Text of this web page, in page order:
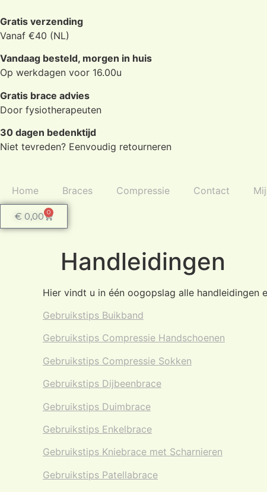
Gratis verzending
Vanaf €40 (NL)
Vandaag besteld, morgen in huis
Op werkdagen voor 16.00u
Gratis brace advies
Door fysiotherapeuten
30 dagen bedenktijd
Niet tevreden? Eenvoudig retourneren
Home Braces Compressie Contact
€ 0,00 0
Handleidingen
Hier vindt u in één oogopslag alle
Gebruikstips Buikband
Gebruikstips Compressie Handschoenen
Gebruikstips Compressie Sokken
Gebruikstips Dijbeenbrace
Gebruikstips Duimbrace
Gebruikstips Enkelbrace
Gebruikstips Kniebrace met Scharnieren
Gebruikstips Patellabrace